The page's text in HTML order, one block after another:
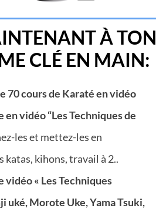
À TON
CLÉ EN MAIN:
70 cours de Karaté en vidéo
vidéo “Les Techniques de
les et mettez-les en
katas, kihons, travail à 2..
vidéo « Les Techniques
uké, Morote Uke, Yama Tsuki,